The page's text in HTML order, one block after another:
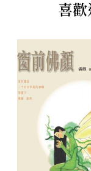
成為身心科醫師
Ⅱ-心靈的軌跡
解構、還原與再
生命的腳本
喜